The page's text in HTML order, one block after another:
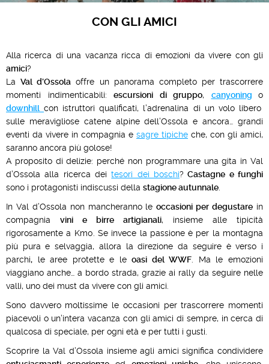
EVENTI E ISPIRAZIONI
CON GLI AMICI
Alla ricerca di una vacanza ricca di emozioni da vivere con gli
amici?
LaVal d’Ossola offre un panorama completo per trascorrere
momenti indimenticabili: escursioni di gruppo, canyoning
o
downhill con istruttori qualificati, l’adrenalina di un volo libero
sulle meravigliose catene alpine dell’Ossola e ancora… grandi
eventi da vivere in compagnia e sagre tipiche che, con gli amici,
saranno ancora più golose!
A proposito di delizie: perché non programmare una gita in Val
d’Ossola alla ricerca deitesori dei boschi? Castagne e funghi
sono i protagonisti indiscussi della stagione autunnale
In Val d’Ossola non mancheranno leoccasioni per degustare in
compagnia vini e birre artigianali, insieme alle tipicità
rigorosamente a Km0. Se invece la passione è per la montagna
più pura e selvaggia, allora la direzione da seguire è verso i
parchi, le aree protette e leoasi del WWF . Ma le emozioni
viaggiano anche… a bordo strada, grazie ai rally da seguire nelle
valli, uno dei must da vivere con gli amici.
Sono davvero moltissime le occasioni per trascorrere momenti
piacevoli o un’intera vacanza con gli amici di sempre, in cerca di
qualcosa di speciale, per ogni età e per tutti i gusti.
Scoprire la Val d’Ossola insieme agli amici significa condividere